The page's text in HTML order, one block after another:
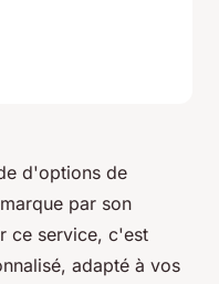
d'options de
par son
ce service, c'est
adapté à vos